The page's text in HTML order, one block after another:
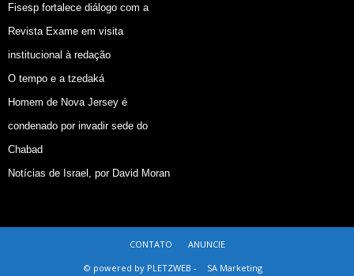
Fisesp fortalece diálogo com a
Revista Exame em visita
institucional à redação
O tempo e a tzedaká
Homem de Nova Jersey é
condenado por invadir sede do
Chabad
Notícias de Israel, por David Moran
CONTATO
ANUNCIE
© powered by PLETZWEB -
SA Marketing